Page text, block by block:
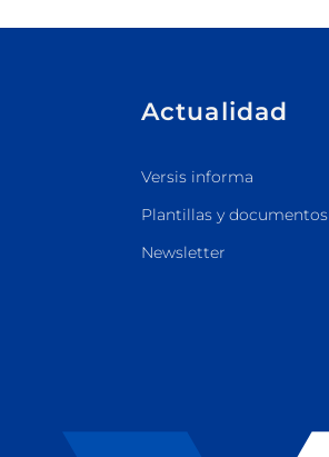
Actualidad
Versis informa
Plantillas y documentos
Newsletter